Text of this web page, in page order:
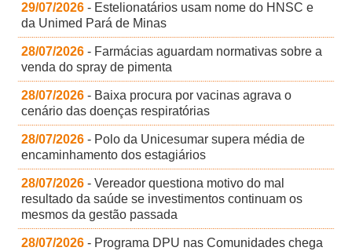
29/07/2026 - Estelionatários usam nome do HNSC e
da Unimed Pará de Minas
28/07/2026 - Farmácias aguardam normativas sobre a
venda do spray de pimenta
28/07/2026 - Baixa procura por vacinas agrava o
cenário das doenças respiratórias
28/07/2026 - Polo da Unicesumar supera média de
encaminhamento dos estagiários
28/07/2026 - Vereador questiona motivo do mal
resultado da saúde se investimentos continuam os
mesmos da gestão passada
28/07/2026 - Programa DPU nas Comunidades chega